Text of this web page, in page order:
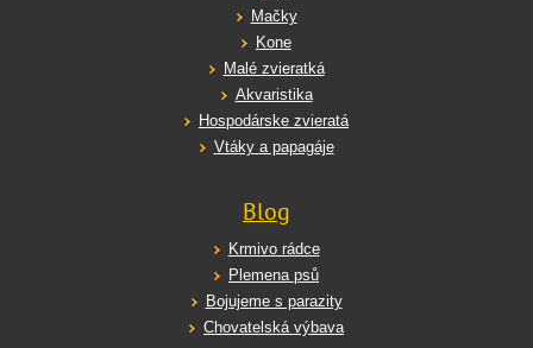
Mačky
Kone
Malé zvieratká
Akvaristika
Hospodárske zvieratá
Vtáky a papagáje
Blog
Krmivo rádce
Plemena psů
Bojujeme s parazity
Chovatelská výbava